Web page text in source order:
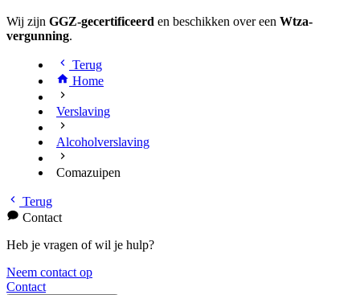
Wij zijn GGZ-gecertificeerd en beschikken over een Wtza-
vergunning.
Terug
Home
Verslaving
Alcoholverslaving
Comazuipen
Terug
Contact
Heb je vragen of wil je hulp?
Neem contact op
Contact